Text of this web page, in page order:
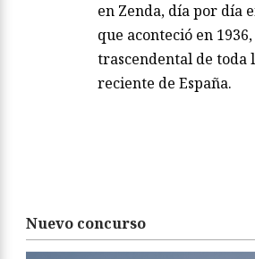
en Zenda, día por día
que aconteció en
trascendental de toda
reciente de España.
Nuevo concurso